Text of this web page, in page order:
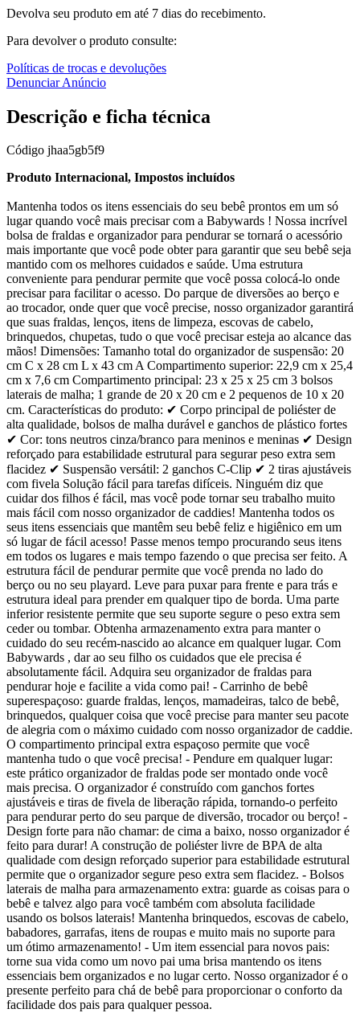
Devolva seu produto em até 7 dias do recebimento.
Para devolver o produto consulte:
Políticas de trocas e devoluções
Denunciar Anúncio
Descrição e ficha técnica
Código jhaa5gb5f9
Produto Internacional, Impostos incluídos
Mantenha todos os itens essenciais do seu bebê prontos em um só
lugar quando você mais precisar com a Babywards ! Nossa incrível
bolsa de fraldas e organizador para pendurar se tornará o acessório
mais importante que você pode obter para garantir que seu bebê seja
mantido com os melhores cuidados e saúde. Uma estrutura
conveniente para pendurar permite que você possa colocá-lo onde
precisar para facilitar o acesso. Do parque de diversões ao berço e
ao trocador, onde quer que você precise, nosso organizador garantirá
que suas fraldas, lenços, itens de limpeza, escovas de cabelo,
brinquedos, chupetas, tudo o que você precisar esteja ao alcance das
mãos! Dimensões: Tamanho total do organizador de suspensão: 20
cm C x 28 cm L x 43 cm A Compartimento superior: 22,9 cm x 25,4
cm x 7,6 cm Compartimento principal: 23 x 25 x 25 cm 3 bolsos
laterais de malha; 1 grande de 20 x 20 cm e 2 pequenos de 10 x 20
cm. Características do produto: ✔ Corpo principal de poliéster de
alta qualidade, bolsos de malha durável e ganchos de plástico fortes
✔ Cor: tons neutros cinza/branco para meninos e meninas ✔ Design
reforçado para estabilidade estrutural para segurar peso extra sem
flacidez ✔ Suspensão versátil: 2 ganchos C-Clip ✔ 2 tiras ajustáveis
com fivela Solução fácil para tarefas difíceis. Ninguém diz que
cuidar dos filhos é fácil, mas você pode tornar seu trabalho muito
mais fácil com nosso organizador de caddies! Mantenha todos os
seus itens essenciais que mantêm seu bebê feliz e higiênico em um
só lugar de fácil acesso! Passe menos tempo procurando seus itens
em todos os lugares e mais tempo fazendo o que precisa ser feito. A
estrutura fácil de pendurar permite que você prenda no lado do
berço ou no seu playard. Leve para puxar para frente e para trás e
estrutura ideal para prender em qualquer tipo de borda. Uma parte
inferior resistente permite que seu suporte segure o peso extra sem
ceder ou tombar. Obtenha armazenamento extra para manter o
cuidado do seu recém-nascido ao alcance em qualquer lugar. Com
Babywards , dar ao seu filho os cuidados que ele precisa é
absolutamente fácil. Adquira seu organizador de fraldas para
pendurar hoje e facilite a vida como pai! - Carrinho de bebê
superespaçoso: guarde fraldas, lenços, mamadeiras, talco de bebê,
brinquedos, qualquer coisa que você precise para manter seu pacote
de alegria com o máximo cuidado com nosso organizador de caddie.
O compartimento principal extra espaçoso permite que você
mantenha tudo o que você precisa! - Pendure em qualquer lugar:
este prático organizador de fraldas pode ser montado onde você
mais precisa. O organizador é construído com ganchos fortes
ajustáveis e tiras de fivela de liberação rápida, tornando-o perfeito
para pendurar perto do seu parque de diversão, trocador ou berço! -
Design forte para não chamar: de cima a baixo, nosso organizador é
feito para durar! A construção de poliéster livre de BPA de alta
qualidade com design reforçado superior para estabilidade estrutural
permite que o organizador segure peso extra sem flacidez. - Bolsos
laterais de malha para armazenamento extra: guarde as coisas para o
bebê e talvez algo para você também com absoluta facilidade
usando os bolsos laterais! Mantenha brinquedos, escovas de cabelo,
babadores, garrafas, itens de roupas e muito mais no suporte para
um ótimo armazenamento! - Um item essencial para novos pais:
torne sua vida como um novo pai uma brisa mantendo os itens
essenciais bem organizados e no lugar certo. Nosso organizador é o
presente perfeito para chá de bebê para proporcionar o conforto da
facilidade dos pais para qualquer pessoa.